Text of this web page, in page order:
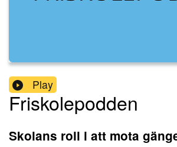
Play
Friskolepodden
Skolans roll i att mota